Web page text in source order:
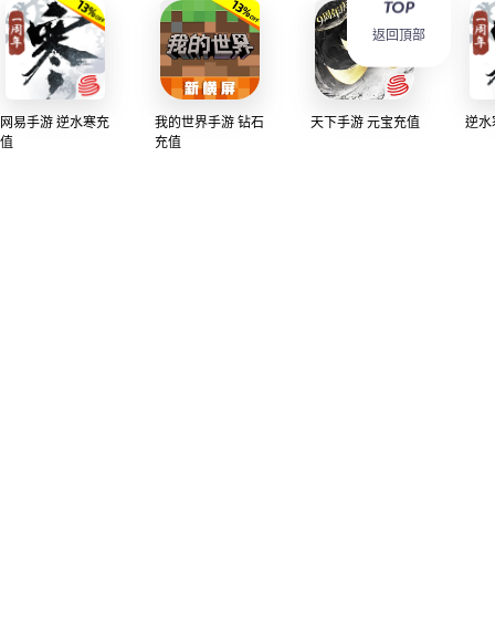
网易手游 逆水寒充
值
我的世界手游 钻石
充值
天下手游 元宝充值 逆水
返回頂部